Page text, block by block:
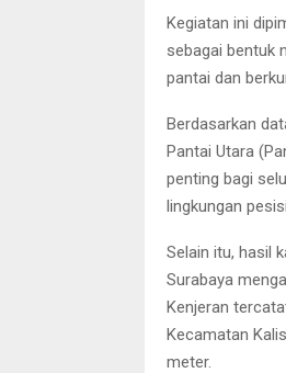
Kegiatan ini
sebagai bentuk
pantai dan
Berdasarkan
Pantai Utara
penting bagi
lingkungan
Selain itu, hasil
Surabaya
Kenjeran
Kecamatan
meter.